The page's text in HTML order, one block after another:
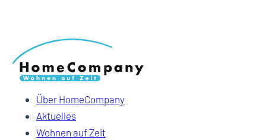
Über HomeCompany
Aktuelles
Wohnen auf Zeit